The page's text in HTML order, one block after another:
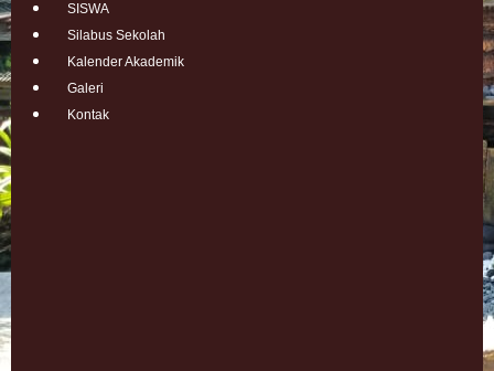
SISWA
Silabus Sekolah
Kalender Akademik
Galeri
Kontak